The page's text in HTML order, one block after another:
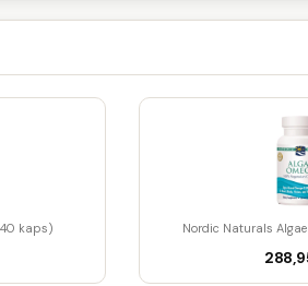
kaps) Nordic Naturals